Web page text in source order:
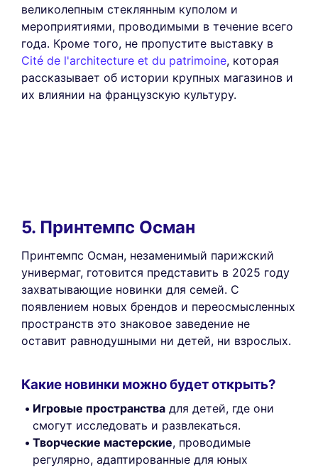
великолепным стеклянным куполом и
мероприятиями, проводимыми в течение всего
года. Кроме того, не пропустите выставку в
Cité de l'architecture et du patrimoine, которая
рассказывает об истории крупных магазинов и
их влиянии на французскую культуру.
5. Принтемпс Осман
Принтемпс Осман, незаменимый парижский
универмаг, готовится представить в 2025 году
захватывающие новинки для семей. С
появлением новых брендов и переосмысленных
пространств это знаковое заведение не
оставит равнодушными ни детей, ни взрослых.
Какие новинки можно будет открыть?
Игровые пространства для детей, где они
смогут исследовать и развлекаться.
Творческие мастерские, проводимые
регулярно, адаптированные для юных